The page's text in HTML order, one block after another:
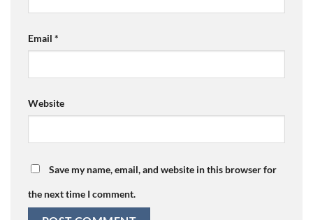
Email *
Website
Save my name, email, and website in this browser for
the next time I comment.